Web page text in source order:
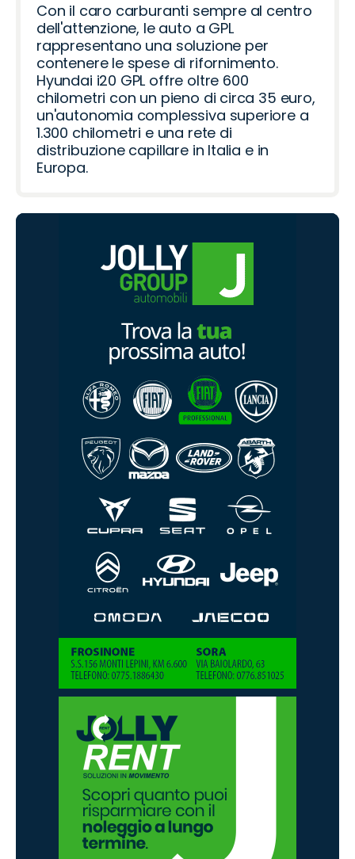
Con il caro carburanti sempre al centro
dell'attenzione, le auto a GPL
rappresentano una soluzione per
contenere le spese di rifornimento.
Hyundai i20 GPL offre oltre 600
chilometri con un pieno di circa 35 euro,
un'autonomia complessiva superiore a
1.300 chilometri e una rete di
distribuzione capillare in Italia e in
Europa.